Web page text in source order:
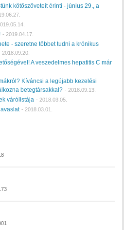
kötőszöveteit érinti - június 29., a
- 2019.04.17.
- szeretne többet tudni a krónikus
2018.09.20.
A veszedelmes hepatitis C már
Kíváncsi a legújabb kezelési
betegtársakkal? - 2018.09.13.
várólistája - 2018.03.05.
- 2018.03.01.